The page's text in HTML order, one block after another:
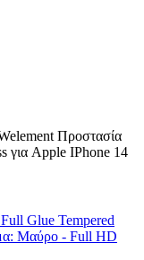
Προστασία
για Apple IPhone 14